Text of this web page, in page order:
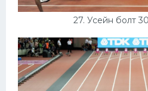
27. Усейн болт